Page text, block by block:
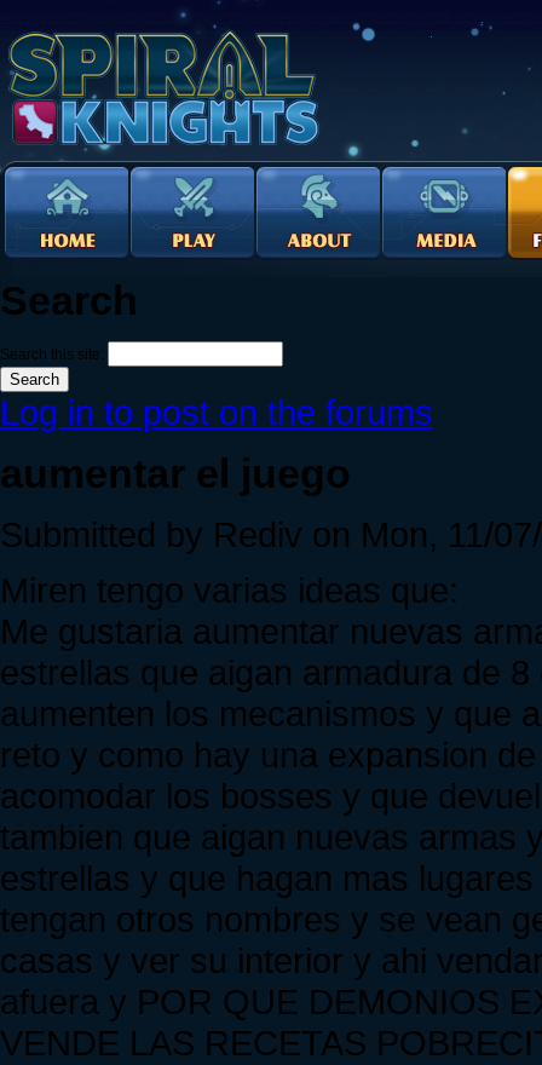
Search
Search this site:
Log in to post on the forums
aumentar el juego
Submitted by Rediv on Mon, 11/
Miren tengo varias ideas que:
Me gustaria aumentar nuevas
estrellas que aigan armadura de
aumenten los mecanismos y que
reto y como hay una expansion
acomodar los bosses y que
tambien que aigan nuevas armas
estrellas y que hagan mas
tengan otros nombres y se vean
casas y ver su interior y ahi
afuera y POR QUE DEMONIOS
VENDE LAS RECETAS